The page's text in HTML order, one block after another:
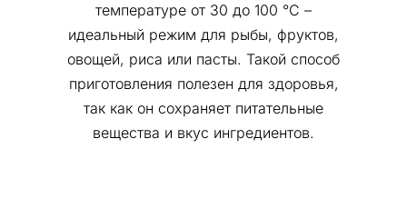
температуре от 30 до 100 °С –
идеальный режим для рыбы, фруктов,
овощей, риса или пасты. Такой способ
приготовления полезен для здоровья,
так как он сохраняет питательные
вещества и вкус ингредиентов.